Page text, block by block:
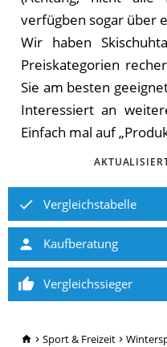
TopRatgeber24.de
Sport & Freizeit
verfügben sogar über
Wir haben
Preiskategorien
Sie am besten
Interessiert an
Einfach mal auf
Vergleichstabelle
Kaufberatung
Vergleichssieger